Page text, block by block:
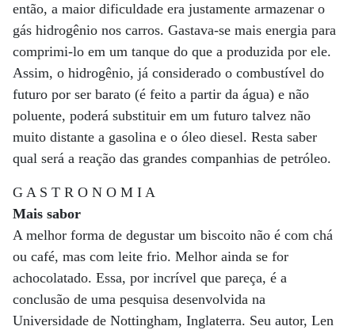
então, a maior dificuldade era justamente armazenar o
gás hidrogênio nos carros. Gastava-se mais energia para
comprimi-lo em um tanque do que a produzida por ele.
Assim, o hidrogênio, já considerado o combustível do
futuro por ser barato (é feito a partir da água) e não
poluente, poderá substituir em um futuro talvez não
muito distante a gasolina e o óleo diesel. Resta saber
qual será a reação das grandes companhias de petróleo.
G A S T R O N O M I A
Mais sabor
A melhor forma de degustar um biscoito não é com chá
ou café, mas com leite frio. Melhor ainda se for
achocolatado. Essa, por incrível que pareça, é a
conclusão de uma pesquisa desenvolvida na
Universidade de Nottingham, Inglaterra. Seu autor, Len